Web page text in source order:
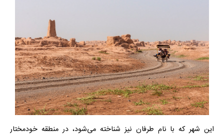
این شهر که با نام طرفان نیز شناخته می‌شود، در منطقه خودمختار